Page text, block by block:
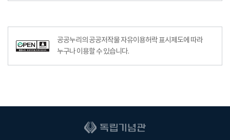
공공누리의 공공저작물 자유이용허락 표시제도에 따라
누구나 이용할 수 있습니다.